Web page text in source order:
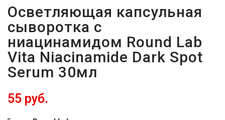
Осветляющая капсульная
сыворотка с
ниацинамидом Round Lab
Vita Niacinamide Dark Spot
Serum 30мл
55 руб.